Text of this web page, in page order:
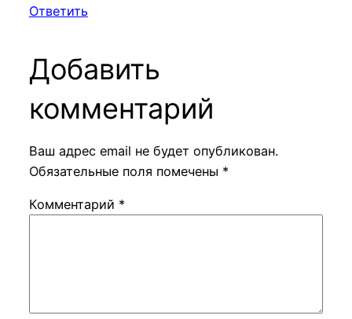
Ответить
Добавить
комментарий
Ваш адрес email не будет опубликован.
Обязательные поля помечены *
Комментарий *